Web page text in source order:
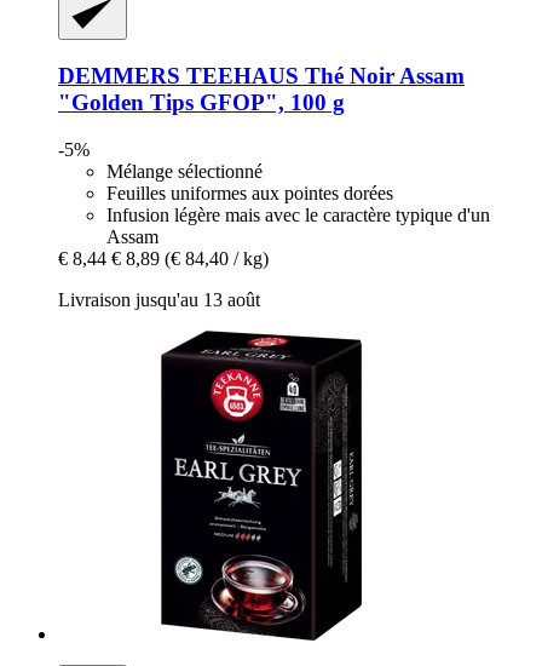
DEMMERS TEEHAUS Thé Noir Assam
"Golden Tips GFOP", 100 g
-5%
Mélange sélectionné
Feuilles uniformes aux pointes dorées
Infusion légère mais avec le caractère typique d'un
Assam
€ 8,44 € 8,89 (€ 84,40 / kg)
Livraison jusqu'au 13 août